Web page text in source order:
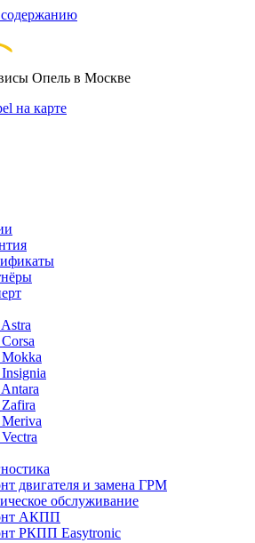
Опель в Москве
на карте
двигателя и замена ГРМ
обслуживание
АКПП
РКПП Easytronic